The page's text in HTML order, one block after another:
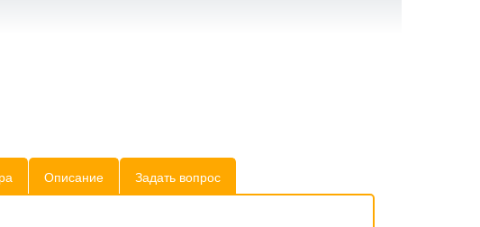
Описание Задать вопрос